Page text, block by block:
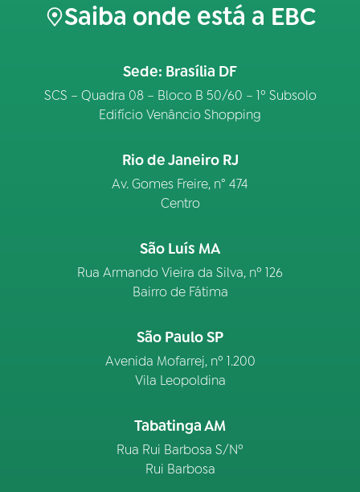
Saiba onde está a EBC
Sede: Brasília DF
SCS – Quadra 08 – Bloco B 50/60 – 1º Subsolo
Edifício Venâncio Shopping
Rio de Janeiro RJ
Av. Gomes Freire, n° 474
Centro
São Luís MA
Rua Armando Vieira da Silva, nº 126
Bairro de Fátima
São Paulo SP
Avenida Mofarrej, nº 1.200
Vila Leopoldina
Tabatinga AM
Rua Rui Barbosa S/Nº
Rui Barbosa